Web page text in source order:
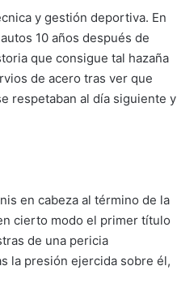
y gestión deportiva. En
10 años después de
que consigue tal hazaña
de acero tras ver que
respetaban al día siguiente y
en cabeza al término de la
cierto modo el primer título
de una pericia
la presión ejercida sobre él,